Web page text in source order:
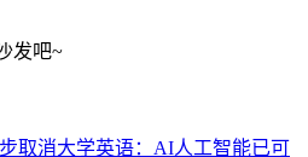
发吧~